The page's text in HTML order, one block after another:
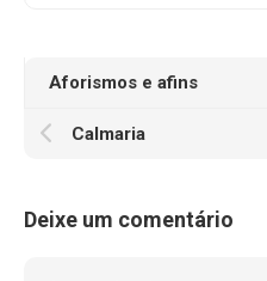
Aforismos e afins
Calmaria
Deixe um comentário